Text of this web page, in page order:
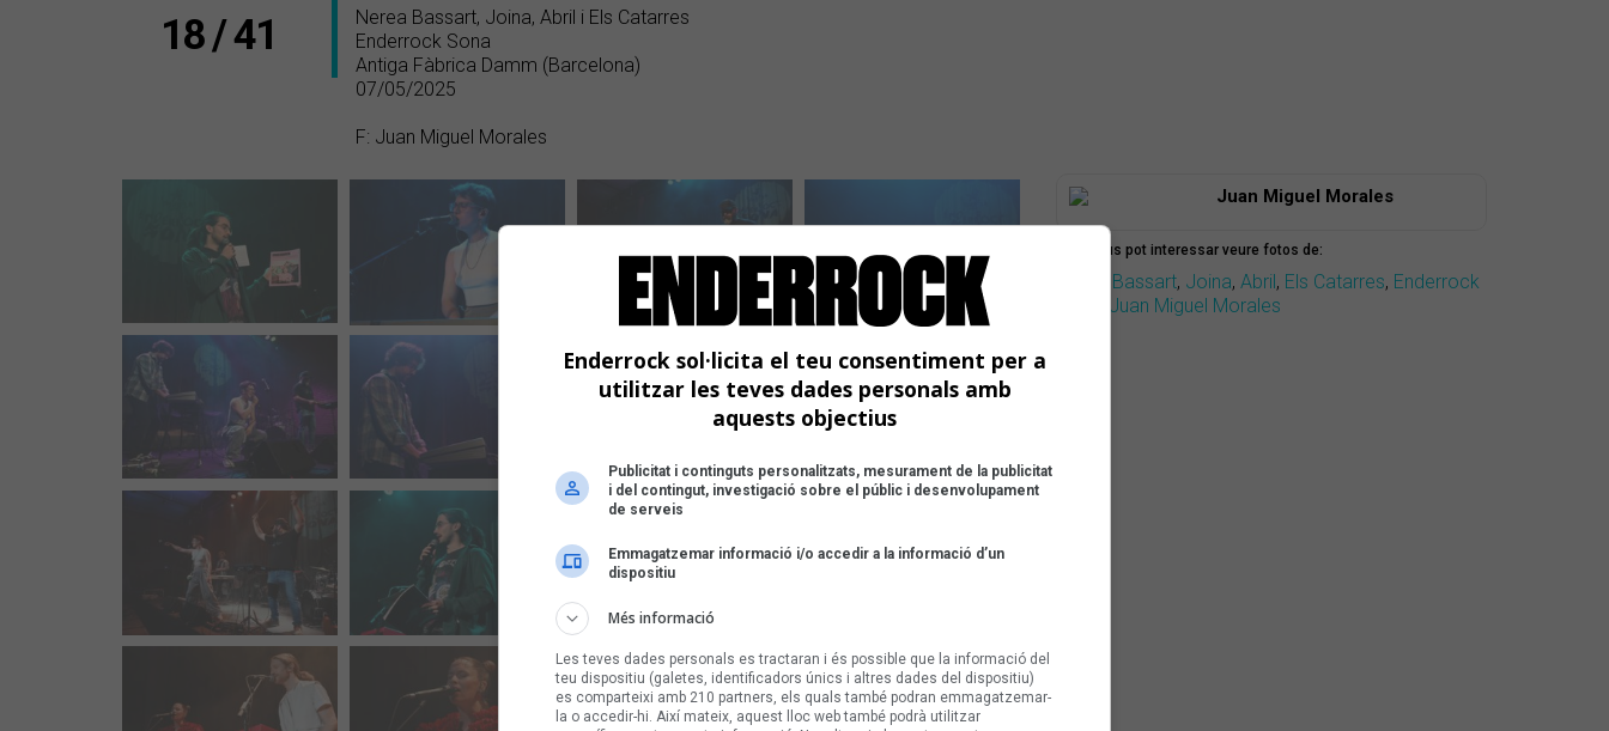
18 / 41
Nerea Bassart, Joina, Abril i Els Catarres
Enderrock Sona
Antiga Fàbrica Damm (Barcelona)
07/05/2025
F: Juan Miguel Morales
Juan Miguel Morales
També us pot interessar veure fotos de:
Nerea Bassart, Joina, Abril, Els Catarres, Enderrock
Juan Miguel Morales
Enderrock sol·licita el teu consentiment per a
utilitzar les teves dades personals amb
aquests objectius
Publicitat i continguts personalitzats, mesurament de la publicitat
i del contingut, investigació sobre el públic i desenvolupament
de serveis
Emmagatzemar informació i/o accedir a la informació d’un
dispositiu
Més informació
Les teves dades personals es tractaran i és possible que la informació del
teu dispositiu (galetes, identificadors únics i altres dades del dispositiu)
es comparteixi amb 210 partners, els quals també podran emmagatzemar-
la o accedir-hi. Així mateix, aquest lloc web també podrà utilitzar